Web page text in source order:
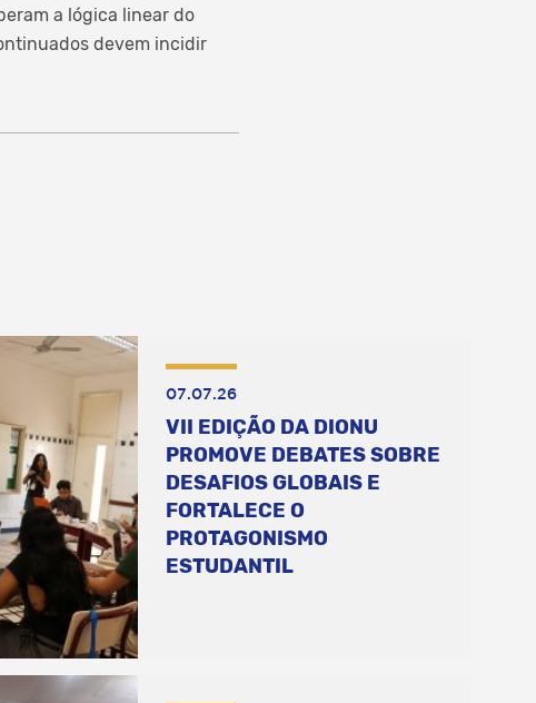
a lógica linear do
devem incidir
07.07.26
VII EDIÇÃO DA DIONU
PROMOVE DEBATES SOBRE
DESAFIOS GLOBAIS E
FORTALECE O
PROTAGONISMO
ESTUDANTIL